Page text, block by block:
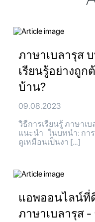
ภาษาเบลารุส
เรียนรู้อย่างถูก
บ้าน?
09.08.2023
วิธีการเรียนรู้ ภาษาเ
แนะนำ ในบทนำ: การ
ดูเหมือนเป็นงา […]
แอพออนไลน์ที่
ภาษาเบลารุส -